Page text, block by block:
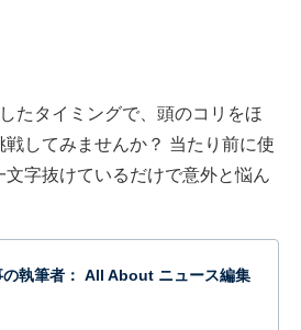
たタイミングで、頭のコリをほ
戦してみませんか？ 当たり前に使
文字抜けているだけで意外と悩ん
執筆者： All About ニュース編集